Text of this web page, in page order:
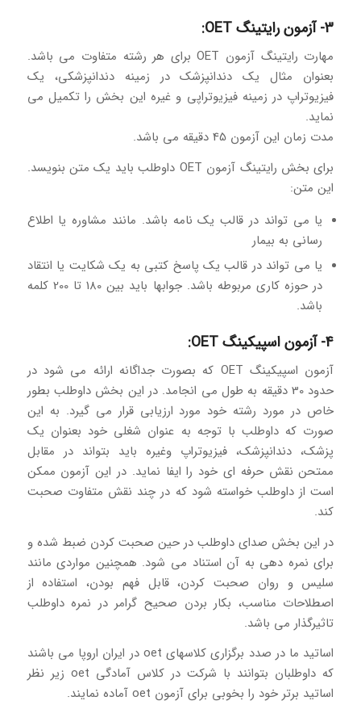
3- آزمون رایتینگ OET:
مهارت رایتینگ آزمون OET برای هر رشته متفاوت می باشد.
بعنوان مثال یک دندانپزشک در زمینه دندانپزشکی، یک
فیزیوتراپ در زمینه فیزیوتراپی و غیره این بخش را تکمیل می
نماید.
مدت زمان این آزمون 45 دقیقه می باشد.
برای بخش رایتینگ آزمون OET داوطلب باید یک متن بنویسد.
این متن:
یا می تواند در قالب یک نامه باشد. مانند مشاوره یا اطلاع
رسانی به بیمار
یا می تواند در قالب یک پاسخ کتبی به یک شکایت یا انتقاد
در حوزه کاری مربوطه باشد. جوابها باید بین 180 تا 200 کلمه
باشد.
4- آزمون اسپیکینگ OET:
آزمون اسپیکینگ OET که بصورت جداگانه ارائه می شود در
حدود 30 دقیقه به طول می انجامد. در این بخش داوطلب بطور
خاص در مورد رشته خود مورد ارزیابی قرار می گیرد. به این
صورت که داوطلب با توجه به عنوان شغلی خود بعنوان یک
پزشک، دندانپزشک، فیزیوتراپ وغیره باید بتواند در مقابل
ممتحن نقش حرفه ای خود را ایفا نماید. در این آزمون ممکن
است از داوطلب خواسته شود که در چند نقش متفاوت صحبت
کند.
در این بخش صدای داوطلب در حین صحبت کردن ضبط شده و
برای نمره دهی به آن استناد می شود. همچنین مواردی مانند
سلیس و روان صحبت کردن، قابل فهم بودن، استفاده از
اصطلاحات مناسب، بکار بردن صحیح گرامر در نمره داوطلب
تاثیرگذار می باشد.
اساتید ما در صدد برگزاری کلاسهای oet در ایران اروپا می باشند
که داوطلبان بتوانند با شرکت در کلاس آمادگی oet زیر نظر
اساتید برتر خود را بخوبی برای آزمون oet آماده نمایند.